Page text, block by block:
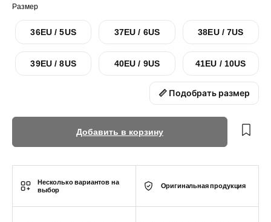
Размер
36EU / 5US 37EU / 6US 38EU / 7US
39EU / 8US 40EU / 9US 41EU / 10US
📏 Подобрать размер
Добавить в корзину
Несколько вариантов на
выбор
Оригинальная продукция